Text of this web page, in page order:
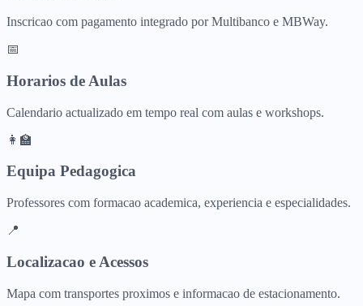
Inscricao com pagamento integrado por Multibanco e MBWay.
📅
Horarios de Aulas
Calendario actualizado em tempo real com aulas e workshops.
👩‍🏫
Equipa Pedagogica
Professores com formacao academica, experiencia e especialidades.
📍
Localizacao e Acessos
Mapa com transportes proximos e informacao de estacionamento.